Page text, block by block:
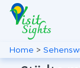
Home >